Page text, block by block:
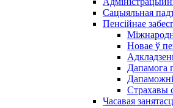
Сацыяльная
Пенсійнае
Новае ў
Дапамога
Страхавы
Часавая